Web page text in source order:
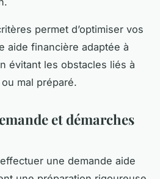
permet d’optimiser vos
aide financière adaptée à
évitant les obstacles liés à
mal préparé.
et démarches
une demande aide